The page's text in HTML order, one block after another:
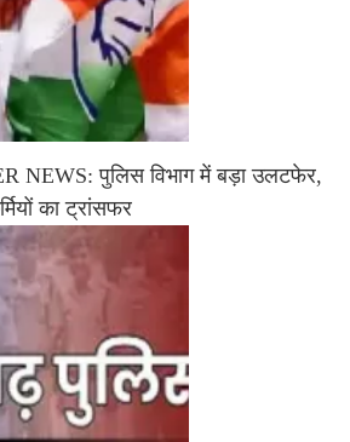
NEWS: पुलिस विभाग में बड़ा उलटफेर,
का ट्रांसफर